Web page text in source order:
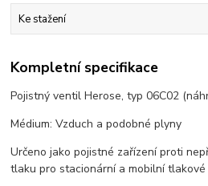
Ke stažení
Kompletní specifikace
Pojistný ventil Herose, typ 06C02
Médium: Vzduch a podobné plyny
Určeno jako pojistné zařízení proti
tlaku pro stacionární a mobilní tlakové